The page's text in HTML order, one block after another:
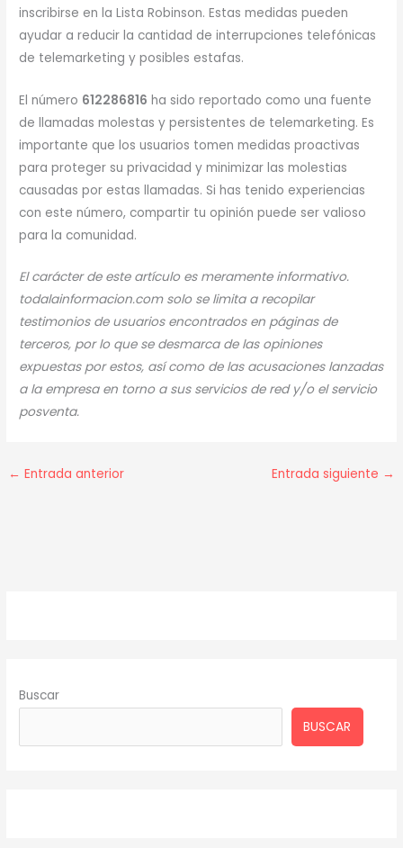
inscribirse en la Lista Robinson. Estas medidas pueden
ayudar a reducir la cantidad de interrupciones telefónicas
de telemarketing y posibles estafas.
El número 612286816 ha sido reportado como una fuente
de llamadas molestas y persistentes de telemarketing. Es
importante que los usuarios tomen medidas proactivas
para proteger su privacidad y minimizar las molestias
causadas por estas llamadas. Si has tenido experiencias
con este número, compartir tu opinión puede ser valioso
para la comunidad.
El carácter de este artículo es meramente informativo.
todalainformacion.com solo se limita a recopilar
testimonios de usuarios encontrados en páginas de
terceros, por lo que se desmarca de las opiniones
expuestas por estos, así como de las acusaciones lanzadas
a la empresa en torno a sus servicios de red y/o el servicio
posventa.
← Entrada anterior Entrada siguiente →
Buscar
BUSCAR